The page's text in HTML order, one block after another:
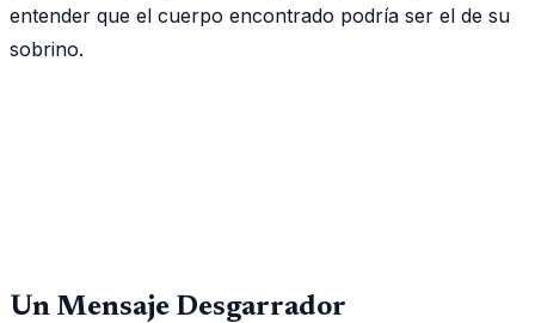
entender que el cuerpo encontrado podría ser el de su
sobrino.
Un Mensaje Desgarrador